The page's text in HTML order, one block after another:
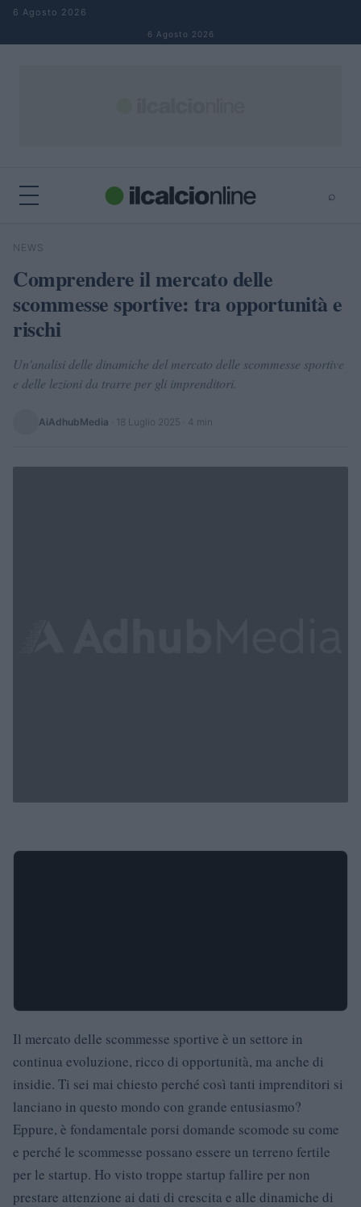
Salta al contenuto
6 Agosto 2026
6 Agosto 2026
⌕
Cerca
NEWS
Comprendere il mercato delle
scommesse sportive: tra opportunità e
rischi
Un'analisi delle dinamiche del mercato delle scommesse sportive
e delle lezioni da trarre per gli imprenditori.
AiAdhubMedia 18 Luglio 2025 · 4 min
Il mercato delle scommesse sportive è un settore in
continua evoluzione, ricco di opportunità, ma anche di
insidie. Ti sei mai chiesto perché così tanti imprenditori si
lanciano in questo mondo con grande entusiasmo?
Eppure, è fondamentale porsi domande scomode su come
e perché le scommesse possano essere un terreno fertile
per le startup. Ho visto troppe startup fallire per non
prestare attenzione ai dati di crescita e alle dinamiche di